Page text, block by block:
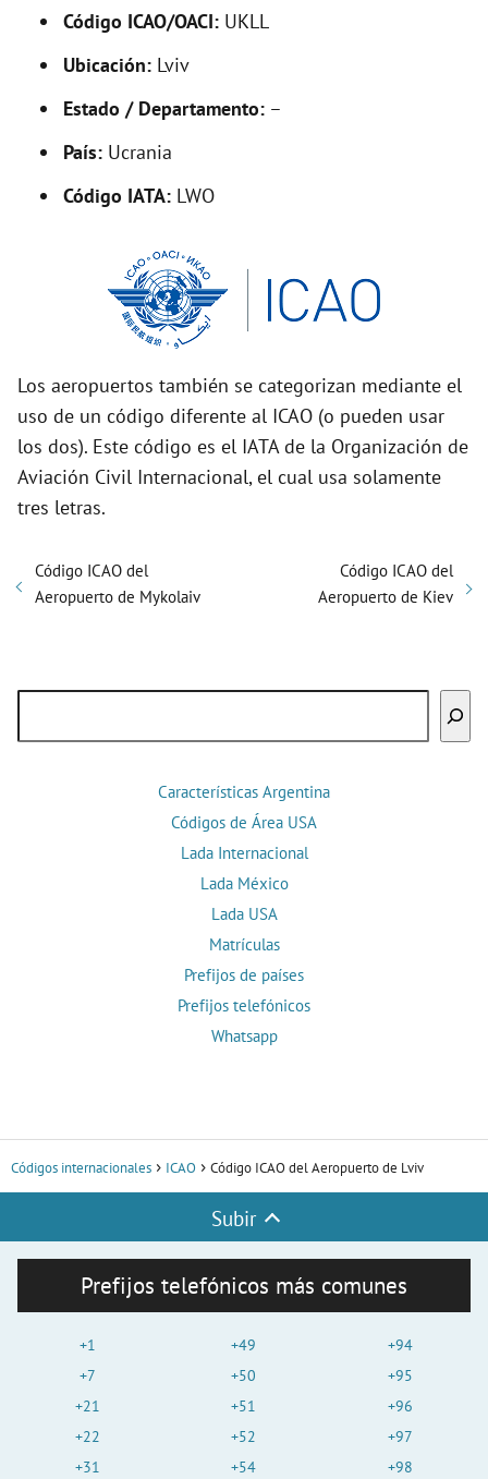
e
o
Código ICAO/OACI: UKLL
Ubicación: Lviv
Estado / Departamento: –
País: Ucrania
Código IATA: LWO
Los aeropuertos también se categorizan mediante el
uso de un código diferente al ICAO (o pueden usar
los dos). Este código es el IATA de la Organización de
Aviación Civil Internacional, el cual usa solamente
tres letras.
Código ICAO del
Aeropuerto de Mykolaiv
Código ICAO del
Aeropuerto de Kiev
Características Argentina
Códigos de Área USA
Lada Internacional
Lada México
Lada USA
Matrículas
Prefijos de países
Prefijos telefónicos
Whatsapp
Códigos internacionales ICAO Código ICAO del Aeropuerto de Lviv
Subir
Prefijos telefónicos más comunes
+1
+7
+21
+22
+31
+49
+50
+51
+52
+54
+94
+95
+96
+97
+98